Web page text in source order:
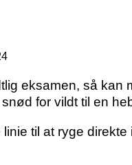
eksamen, så
for vildt til en
til at ryge